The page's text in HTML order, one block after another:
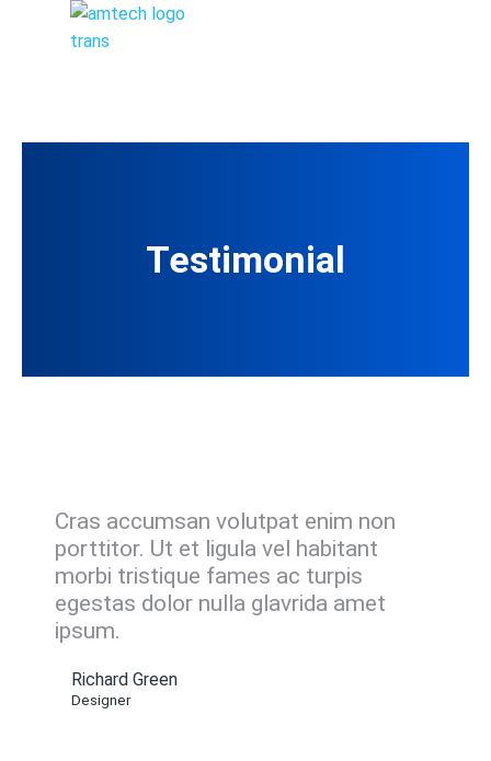
Testimonial
Cras accumsan volutpat enim non
porttitor. Ut et ligula vel habitant
morbi tristique fames ac turpis
egestas dolor nulla glavrida amet
ipsum.
Richard Green
Designer